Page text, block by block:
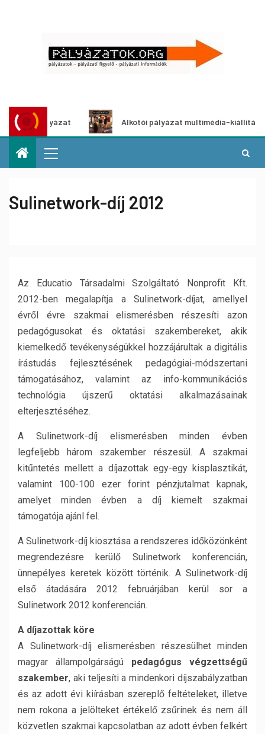
Alkotói pályázat multimédia-kiállításhoz
Sulinetwork-díj 2012
Az Educatio Társadalmi Szolgáltató Nonprofit Kft.
2012-ben megalapítja a Sulinetwork-díjat, amellyel
évről évre szakmai elismerésben részesíti azon
pedagógusokat és oktatási szakembereket, akik
kiemelkedő tevékenységükkel hozzájárultak a digitális
írástudás fejlesztésének pedagógiai-módszertani
támogatásához, valamint az info-kommunikációs
technológia újszerű oktatási alkalmazásainak
elterjesztéséhez.
A Sulinetwork-díj elismerésben minden évben
legfeljebb három szakember részesül. A szakmai
kitűntetés mellett a díjazottak egy-egy kisplasztikát,
valamint 100-100 ezer forint pénzjutalmat kapnak,
amelyet minden évben a díj kiemelt szakmai
támogatója ajánl fel.
A Sulinetwork-díj kiosztása a rendszeres időközönként
megrendezésre kerülő Sulinetwork konferencián,
ünnepélyes keretek között történik. A Sulinetwork-díj
első átadására 2012 februárjában kerül sor a
Sulinetwork 2012 konferencián.
A díjazottak köre
A Sulinetwork-díj elismerésben részesülhet minden
magyar állampolgárságú pedagógus végzettségű
szakember, aki teljesíti a mindenkori díjszabályzatban
és az adott évi kiírásban szereplő feltételeket, illetve
nem rokona a jelölteket értékelő zsűrinek és nem áll
közvetlen szakmai kapcsolatban az adott évben felkért